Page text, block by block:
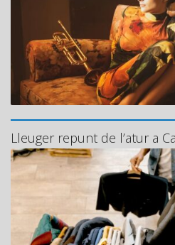
Lleuger repunt de l’atur a